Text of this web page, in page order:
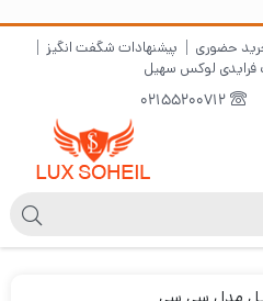
حضوری
پیشنهادات شگفت انگیز
فرایدی لوکس سهیل